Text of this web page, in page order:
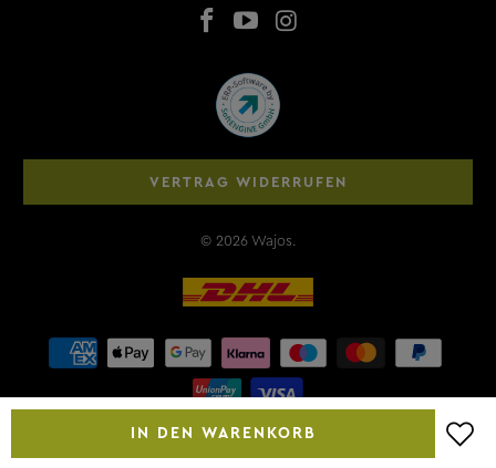
IN DEN WARENKORB
VERTRAG WIDERRUFEN
© 2026 Wajos